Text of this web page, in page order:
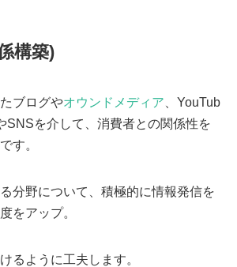
構築)
ブログやオウンドメディア 、YouTub
SNSを介して、消費者との関係性を
す。
分野について、積極的に情報発信を
をアップ。
るように工夫します。